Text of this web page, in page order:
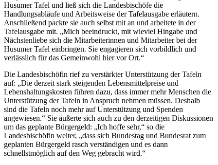
Husumer Tafel und ließ sich die Landesbischöfe die
Handlungsabläufe und Arbeitsweise der Tafelausgabe erläutern.
Anschließend packte sie auch selbst mit an und arbeitete in der
Tafelausgabe mit. „Mich beeindruckt, mit wieviel Hingabe und
Nächstenliebe sich die Mitarbeiterinnen und Mitarbeiter bei der
Husumer Tafel einbringen. Sie engagieren sich vorbildlich und
verlässlich für das Gemeinwohl hier vor Ort.“
Die Landesbischöfin rief zu verstärkter Unterstützung der Tafeln
auf: „Die derzeit stark steigenden Lebensmittelpreise und
Lebenshaltungskosten führen dazu, dass immer mehr Menschen die
Unterstützung der Tafeln in Anspruch nehmen müssen. Deshalb
sind die Tafeln noch mehr auf Unterstützung und Spenden
angewiesen.“ Sie äußerte sich auch zu den derzeitigen Diskussionen
um das geplante Bürgergeld: „Ich hoffe sehr,“ so die
Landesbischöfin weiter, „dass sich Bundestag und Bundesrat zum
geplanten Bürgergeld rasch verständigen und es dann
schnellstmöglich auf den Weg gebracht wird.“